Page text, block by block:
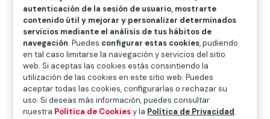
Desde el 25 de enero podrá visitarse en nuestra sala
de Bárbara de Braganza en Madrid la retrospectiva
autenticación de la sesión de usuario, mostrarte
contenido útil y mejorar y personalizar determinados
servicios mediante el análisis de tus hábitos de
navegación. Puedes configurar estas cookies, pudiendo
en tal caso limitarse la navegación y servicios del sitio
web. Si aceptas las cookies estás consintiendo la
utilización de las cookies en este sitio web. Puedes
aceptar todas las cookies, configurarlas o rechazar su
uso. Si deseas más información, puedes consultar
nuestra Política de Cookiesy la Política de Privacidad.